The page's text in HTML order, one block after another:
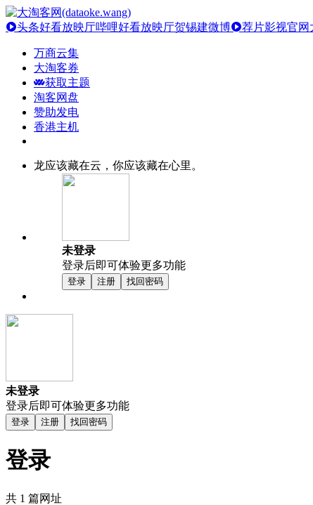
头条好看放映厅哔哩好看放映厅贺锡建微博 荐片影视官网
万商云集
大淘客券
获取主题
淘客网盘
赞助发电
香港主机
龙应该藏在云，你应该藏在心里。
未登录
登录后即可体验更多功能
登录 注册 找回密码
未登录
登录后即可体验更多功能
登录 注册 找回密码
登录
共 1 篇网址